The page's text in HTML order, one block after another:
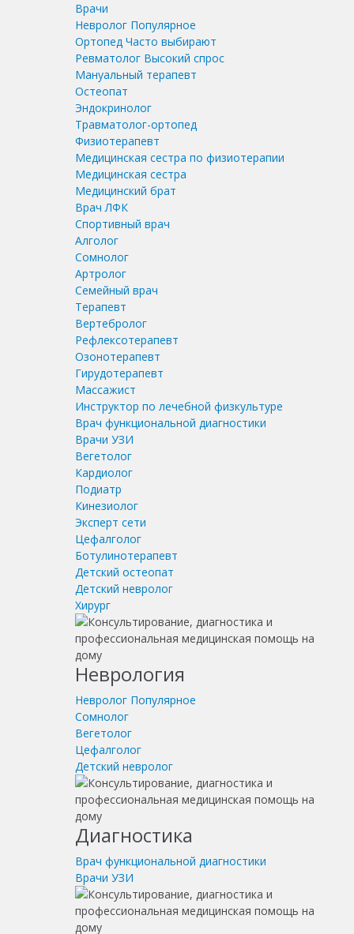
Врачи
Невролог Популярное
Ортопед Часто выбирают
Ревматолог Высокий спрос
Мануальный терапевт
Остеопат
Эндокринолог
Травматолог-ортопед
Физиотерапевт
Медицинская сестра по физиотерапии
Медицинская сестра
Медицинский брат
Врач ЛФК
Спортивный врач
Алголог
Сомнолог
Артролог
Семейный врач
Терапевт
Вертебролог
Рефлексотерапевт
Озонотерапевт
Гирудотерапевт
Массажист
Инструктор по лечебной физкультуре
Врач функциональной диагностики
Врачи УЗИ
Вегетолог
Кардиолог
Подиатр
Кинезиолог
Эксперт сети
Цефалголог
Ботулинотерапевт
Детский остеопат
Детский невролог
Хирург
Неврология
Невролог Популярное
Сомнолог
Вегетолог
Цефалголог
Детский невролог
Диагностика
Врач функциональной диагностики
Врачи УЗИ